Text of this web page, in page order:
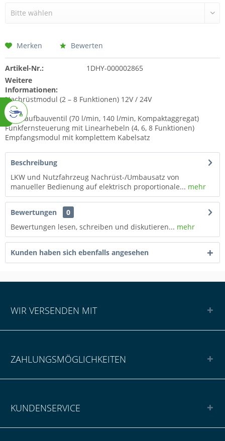
Merken Bewerten
Artikel-Nr.:
1DHY-000002865
Weitere
Informationen:
Nachrüstmodul (2 – 8 Funktionen) 12V / 24V
Filter
Druckaufbauventil (70 l/min, 140 l/min, Kompaktaggregat)
Funkfernsteuerung mit Linearhebeln (4, 6, 8 Funktionen)
Empfangsmodul mit komplettem Kabelsatz
Beschreibung
LKW und Nutzfahrzeug Nachrüst-/Umbausatz von
manueller Bedienung auf elektrisch proportionale... mehr
Bewertungen
0
Bewertungen lesen, schreiben und diskutieren... mehr
Kunden haben sich ebenfalls angesehen
WIR VERSENDEN MIT
ZAHLUNGSMÖGLICHKEITEN
KUNDENSERVICE